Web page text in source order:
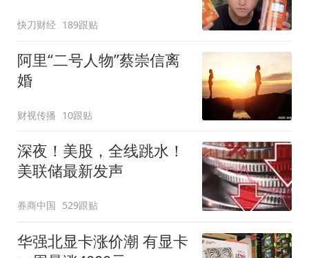
快刀财经 189跟贴
阿里“二号人物”蔡崇信离
婚
财视传播 10跟贴
深夜！美股，全线跳水！
美联储最新发声
券商中国 529跟贴
华强北显卡涨价潮 有显卡